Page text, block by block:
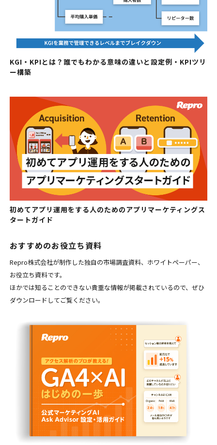
KGI・KPIとは？誰でもわかる意味の違いと設定例・KPIツリ
ー構築
初めてアプリ運用をする人のためのアプリマーケティングス
タートガイド
おすすめのお役立ち資料
Repro株式会社が制作した独自の市場調査資料、ホワイトペーパー、
お役立ち資料です。
ほかでは知ることのできない貴重な情報が掲載されているので、ぜひ
ダウンロードしてご覧ください。